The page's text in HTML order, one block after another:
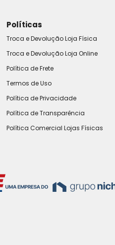
Políticas
Troca e Devolução Loja Física
Troca e Devolução Loja Online
Política de Frete
Termos de Uso
Política de Privacidade
Política de Transparência
Política Comercial Lojas Físicas